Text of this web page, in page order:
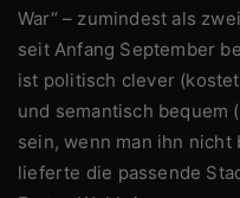
War“ – zumindest als
seit Anfang September
ist politisch clever
und semantisch bequem
sein, wenn man ihn nicht
lieferte die passende